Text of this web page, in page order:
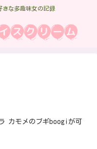
きな多趣味女の記録
カモメのブギboogiが可